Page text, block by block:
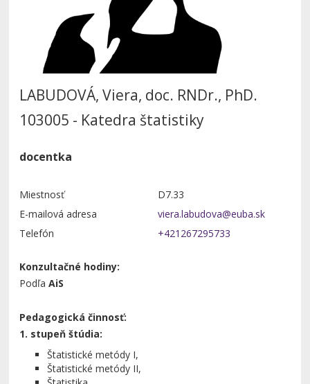
LABUDOVÁ, Viera, doc. RNDr., PhD.
103005 - Katedra štatistiky
docentka
Miestnosť
D7.33
E-mailová adresa
Telefón
+421267295733
Konzultačné hodiny:
PodľaAiS
Pedagogická činnosť:
1. stupeň štúdia:
Štatistické metódy I,
Štatistické metódy II,